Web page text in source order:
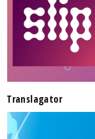
Translagator